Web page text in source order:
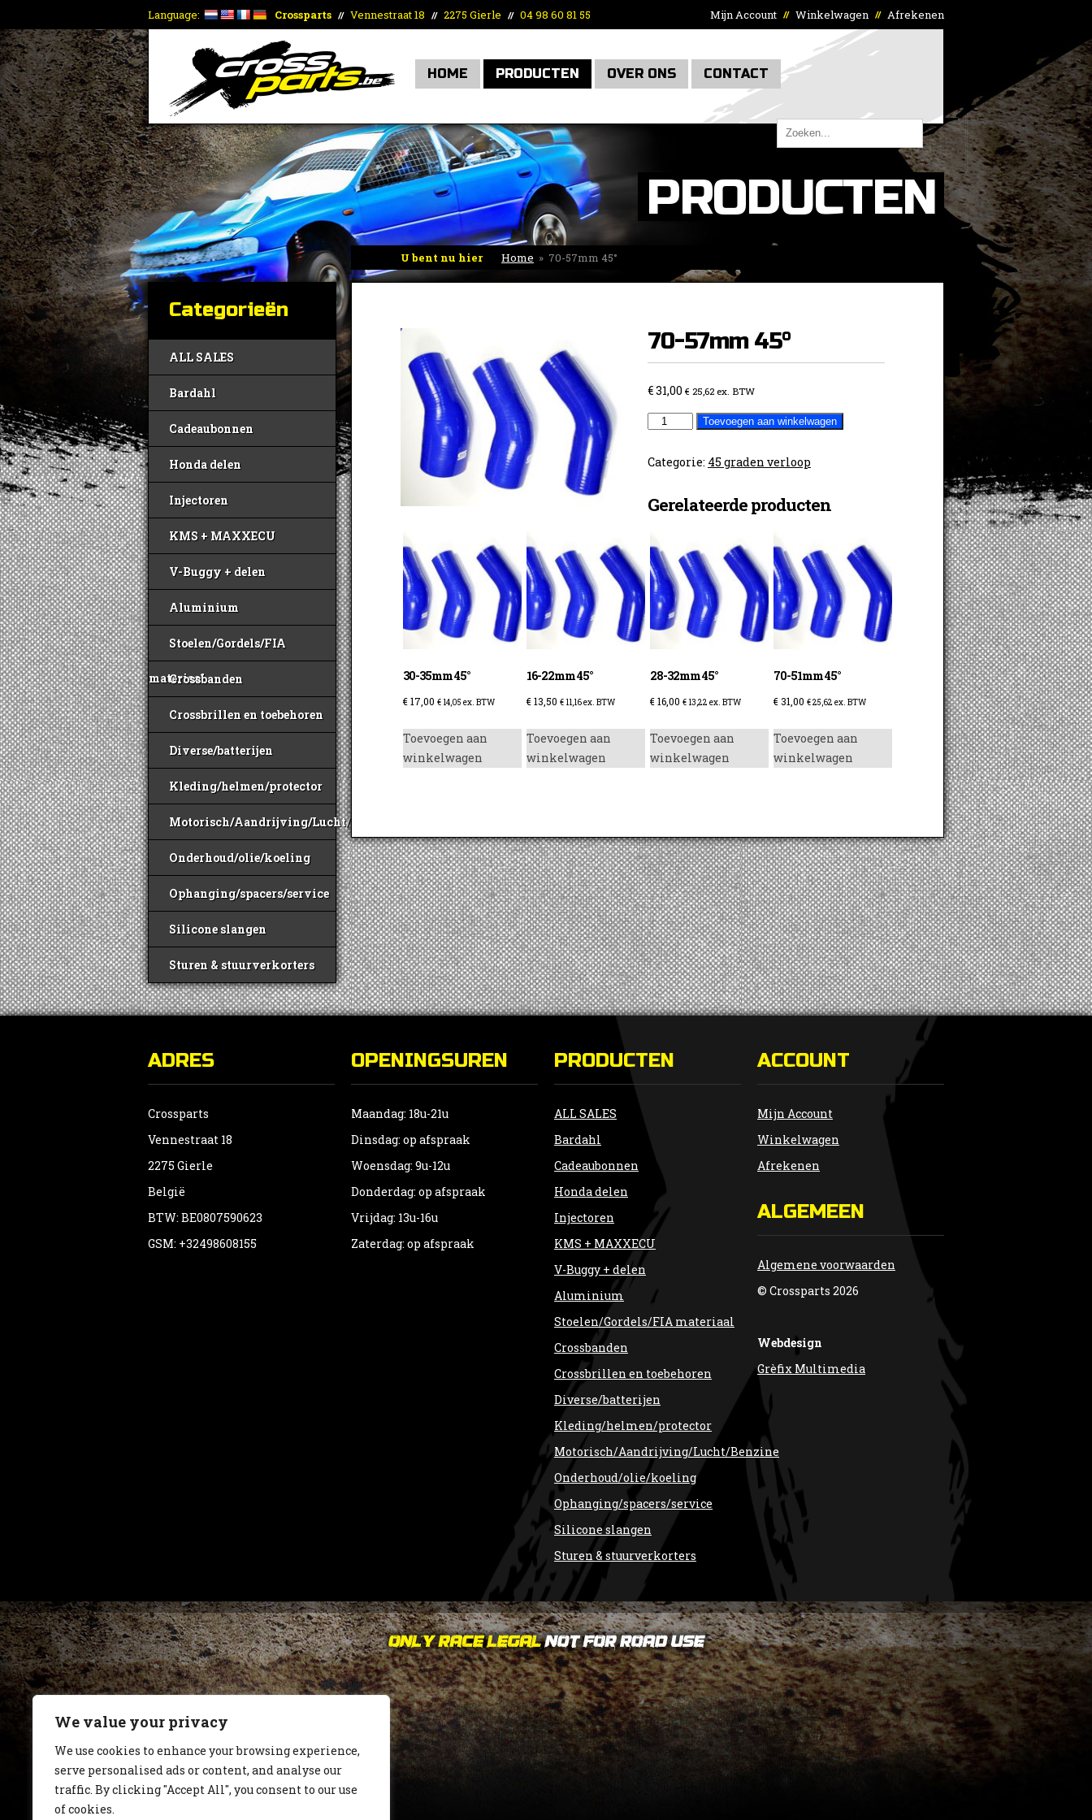
We value your privacy
We use cookies to enhance your browsing experience,
serve personalised ads or content, and analyse our
traffic. By clicking "Accept All", you consent to our use
of cookies.
Language: Crossparts // Vennestraat 18 // 2275 Gierle // 04 98 60 81 55 Mijn Account // Winkelwagen // Afrekenen
HOME PRODUCTEN OVER ONS CONTACT
PRODUCTEN
U bent nu hier Home » 70-57mm 45°
Categorieën
ALL SALES
Bardahl
Cadeaubonnen
Honda delen
Injectoren
KMS + MAXXECU
V-Buggy + delen
Aluminium
Stoelen/Gordels/FIA
materiaal
Crossbanden
Crossbrillen en toebehoren
Diverse/batterijen
Kleding/helmen/protector
Motorisch/Aandrijving/Lucht/Benzine
Onderhoud/olie/koeling
Ophanging/spacers/service
Silicone slangen
Sturen & stuurverkorters
70-57mm 45°
€31,00 € 25,62ex. BTW
70-
45°
Toevoegen aan winkelwagen
Categorie: 45 graden verloop
Gerelateerde producten
30-35mm 45°
€17,00 € 14,05 ex. BTW
Toevoegen aan
winkelwagen
16-22mm 45°
€13,50 € 11,16ex. BTW
Toevoegen aan
winkelwagen
28-32mm 45°
€16,00 €13,22 ex. BTW
Toevoegen aan
winkelwagen
70-51mm 45°
€31,00 €25,62 ex. BTW
Toevoegen aan
winkelwagen
ADRES
Crossparts
Vennestraat 18
2275 Gierle
België
BTW: BE0807590623
GSM: +32498608155
OPENINGSUREN
Maandag: 18u-21u
Dinsdag: op afspraak
Woensdag: 9u-12u
Donderdag: op afspraak
Vrijdag: 13u-16u
Zaterdag: op afspraak
PRODUCTEN
ALL SALES
Bardahl
Cadeaubonnen
Honda delen
Injectoren
KMS + MAXXECU
V-Buggy + delen
Aluminium
Stoelen/Gordels/FIA materiaal
Crossbanden
Crossbrillen en toebehoren
Diverse/batterijen
Kleding/helmen/protector
Motorisch/Aandrijving/Lucht/Benzine
Onderhoud/olie/koeling
Ophanging/spacers/service
Silicone slangen
Sturen & stuurverkorters
ACCOUNT
Mijn Account
Winkelwagen
Afrekenen
ALGEMEEN
Algemene voorwaarden
© Crossparts 2026
Webdesign
Grèfix Multimedia